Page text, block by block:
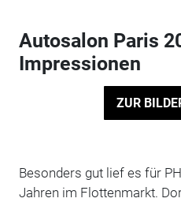
Autosalon Paris
Impressionen
ZUR
Besonders gut lief es für
Jahren im Flottenmarkt.